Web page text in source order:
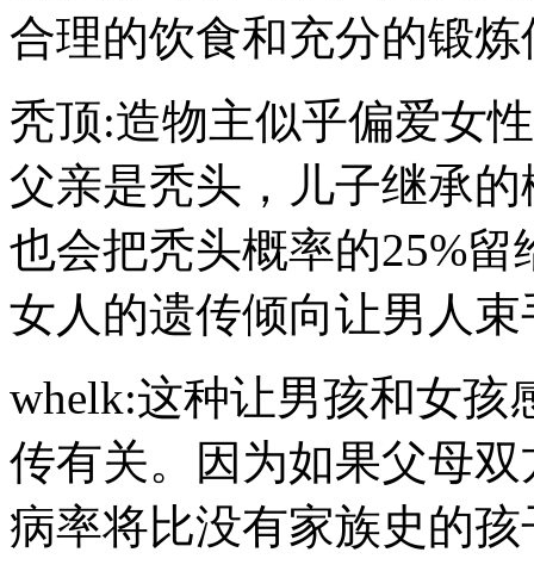
合理的饮食和充分的锻
秃顶:造物主似乎偏爱女
父亲是秃头，儿子继承
也会把秃头概率的25%
女人的遗传倾向让男人
whelk:这种让男孩和女孩
传有关。因为如果父母
病率将比没有家族史的孩